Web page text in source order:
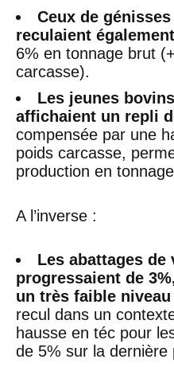
Ceux de
reculaient
6% en tonnage brut
carcasse).
Les jeunes
affichaient un repli
compensée par une
poids carcasse,
production en
A l’inverse :
Les abattages de
progressaient de
un très faible niveau
recul dans un
hausse en téc pour
de 5% sur la dernière